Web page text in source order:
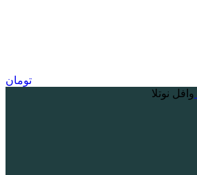
تومان
وافل نوتلا